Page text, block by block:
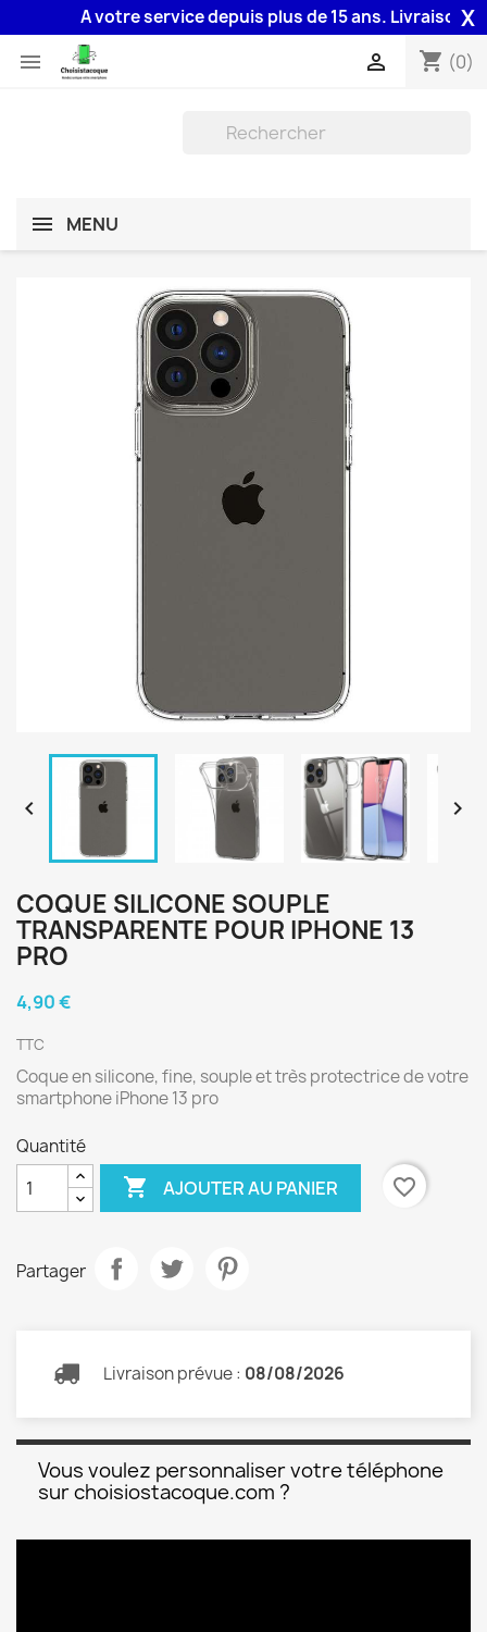
A votre service depuis plus de 15 ans. Livraison X
 shopping_cart (0)

MENU
 
COQUE SILICONE SOUPLE
TRANSPARENTE POUR IPHONE 13
PRO
4,90 €
TTC
Coque en silicone, fine, souple et très protectrice de votre
smartphone iPhone 13 pro
Quantité
 AJOUTER AU PANIER favorite_border
Partager
Livraison prévue : 08/08/2026
Vous voulez personnaliser votre téléphone
sur choisiostacoque.com ?